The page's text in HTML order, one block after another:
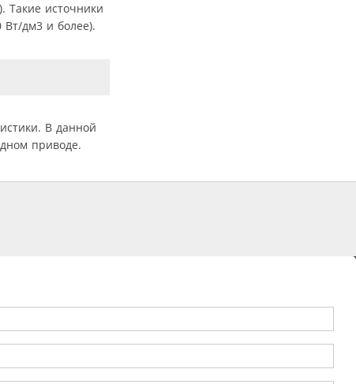
Такие источники
Вт/дм3 и более).
В данной
приводе.